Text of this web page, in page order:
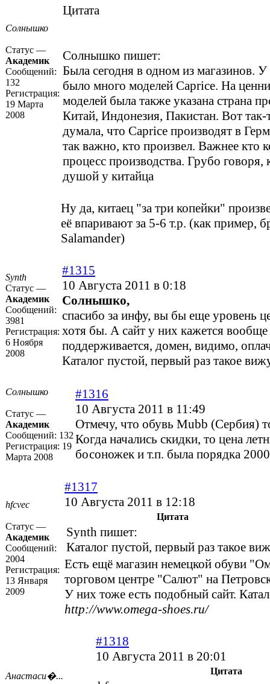
Солнышко
Статус —
Академик
Сообщений:
132
Регистрация:
19 Марта
2008
Цитата
Солнышко пишет:
Была сегодня в одном из магазинов.
было много моделей Caprice. На
моделей была также указана страна
Китай, Индонезия, Пакистан. Вот
думала, что Caprice производят в
так важно, кто произвел. Важнее кто
процесс производства. Грубо говоря,
душой у китайца
Ну да, китаец "за три копейки"
её впаривают за 5-6 т.р. (как пример,
Salamander)
Synth
Статус —
Академик
Сообщений:
3981
Регистрация:
6 Ноября
2008
#1315
10 Августа 2011 в 0:18
Солнышко,
спасибо за инфу, вы бы еще уровень
хотя бы. А сайт у них кажется вообще
поддерживается, домен, видимо,
Каталог пустой, первый раз такое
Солнышко
Статус —
Академик
Сообщений: 132
Регистрация: 19
Марта 2008
#1316
10 Августа 2011 в 11:49
Отмечу, что обувь Mubb (Сербия)
Когда начались скидки, то цена
босоножек и т.п. была порядка
hfcvec
Статус —
Академик
Сообщений:
2004
Регистрация:
13 Января
2009
#1317
10 Августа 2011 в 12:18
Цитата
Synth пишет:
Каталог пустой, первый раз такое
Есть ещё магазин немецкой обуви
торговом центре "Салют" на
У них тоже есть подобный сайт.
http://www.omega-shoes.ru/
Анастаси�...
#1318
10 Августа 2011 в 20:01
Цитата